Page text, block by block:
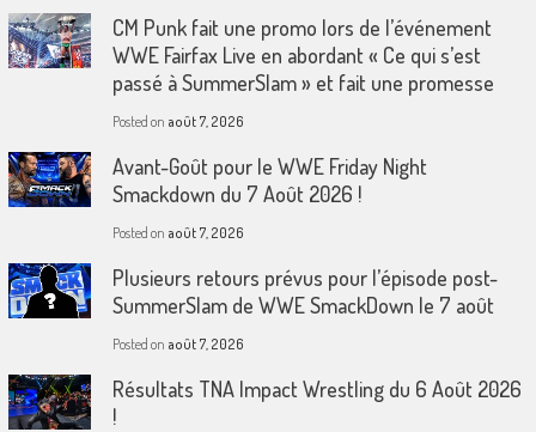
CM Punk fait une promo lors de l’événement
WWE Fairfax Live en abordant « Ce qui s’est
passé à SummerSlam » et fait une promesse
Posted on août 7, 2026
Avant-Goût pour le WWE Friday Night
Smackdown du 7 Août 2026 !
Posted on août 7, 2026
Plusieurs retours prévus pour l’épisode post-
SummerSlam de WWE SmackDown le 7 août
Posted on août 7, 2026
Résultats TNA Impact Wrestling du 6 Août 2026
!